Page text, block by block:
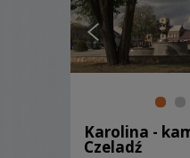
Karolina -
Czeladź